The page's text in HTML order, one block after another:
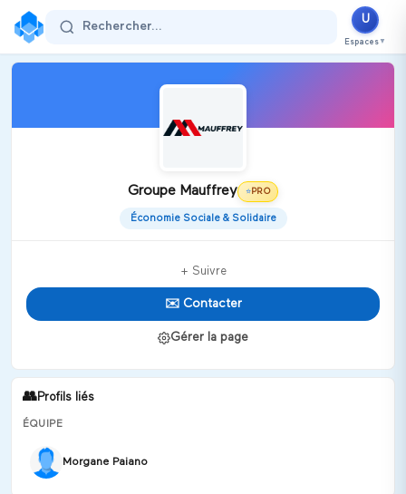
Rechercher...
U
Espaces ▼
Groupe Mauffrey ⭐ PRO
Économie Sociale & Solidaire
+ Suivre
✉️ Contacter
Gérer la page
👥Profils liés
ÉQUIPE
Morgane Paiano